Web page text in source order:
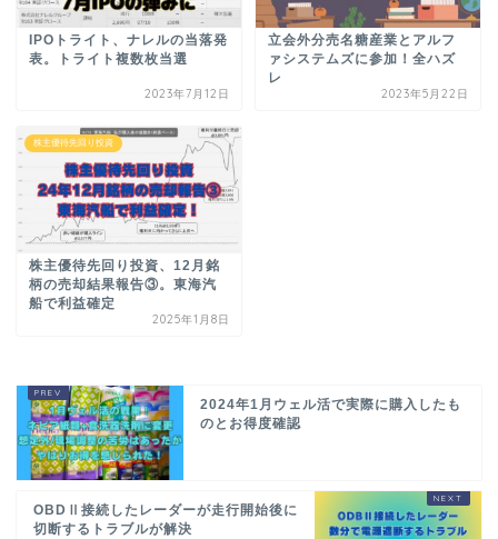
IPOトライト、ナレルの当落発
表。トライト複数枚当選
2023年7月12日
立会外分売名糖産業とアルフ
ァシステムズに参加！全ハズ
レ
2023年5月22日
株主優待先回り投資
株主優待先回り投資、12月銘
柄の売却結果報告③。東海汽
船で利益確定
2025年1月8日
2024年1月ウェル活で実際に購入したも
のとお得度確認
OBDⅡ接続したレーダーが走行開始後に
切断するトラブルが解決